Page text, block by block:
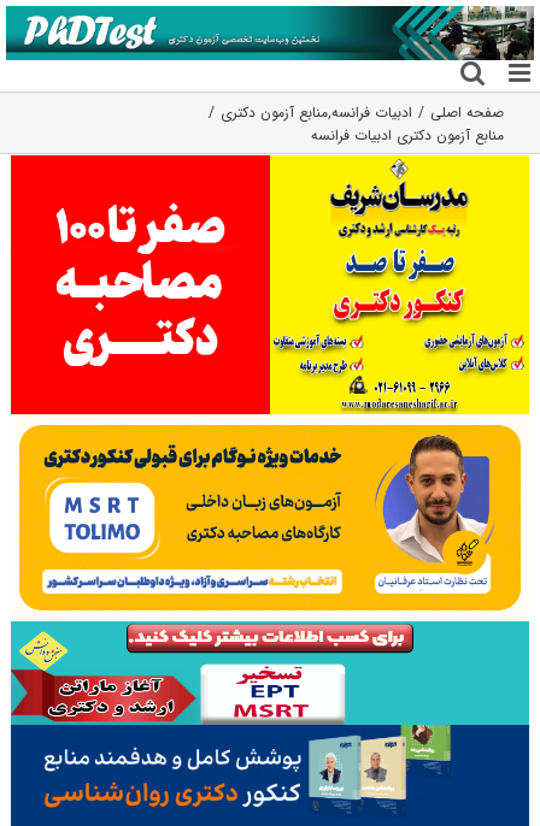
رفتن
به
محتوا
صفحه اصلی ادبیات فرانسه,منابع آزمون دکتری
منابع آزمون دکتری ادبیات فرانسه